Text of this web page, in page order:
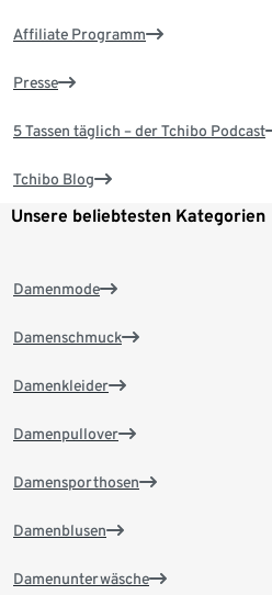
Affiliate Programm
Presse
5 Tassen täglich – der Tchibo Podcast
Tchibo Blog
Unsere beliebtesten Kategorien
Damenmode
Damenschmuck
Damenkleider
Damenpullover
Damensporthosen
Damenblusen
Damenunterwäsche